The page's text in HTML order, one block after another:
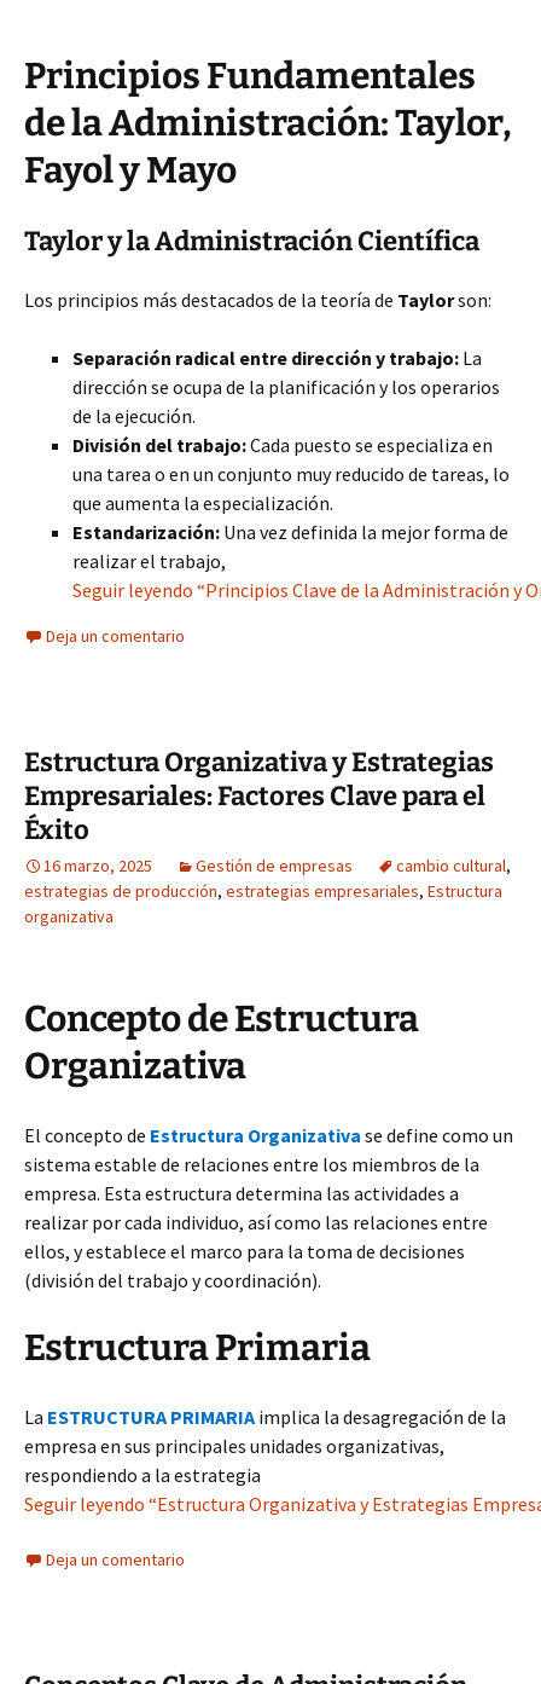
Principios Fundamentales
de la Administración: Taylor,
Fayol y Mayo
Taylor y la Administración Científica
Los principios más destacados de la teoría de Taylorson:
Separación radical entre dirección y trabajo: La
dirección se ocupa de la planificación y los operarios
de la ejecución.
División del trabajo:Cada puesto se especializa en
una tarea o en un conjunto muy reducido de tareas, lo
que aumenta la especialización.
Estandarización: Una vez definida la mejor forma de
realizar el trabajo,
Seguir leyendo “Principios Clave de la Administración y
Deja un comentario
Estructura Organizativa y Estrategias
Empresariales: Factores Clave para el
Éxito
16 marzo, 2025 Gestión de empresas cambio cultural,
estrategias de producción, estrategias empresariales, Estructura
organizativa
Concepto de Estructura
Organizativa
El concepto de Estructura Organizativa se define como un
sistema estable de relaciones entre los miembros de la
empresa. Esta estructura determina las actividades a
realizar por cada individuo, así como las relaciones entre
ellos, y establece el marco para la toma de decisiones
(división del trabajo y coordinación).
Estructura Primaria
La ESTRUCTURA PRIMARIAimplica la desagregación de la
empresa en sus principales unidades organizativas,
respondiendo a la estrategia
Seguir leyendo “Estructura Organizativa y Estrategias
Deja un comentario